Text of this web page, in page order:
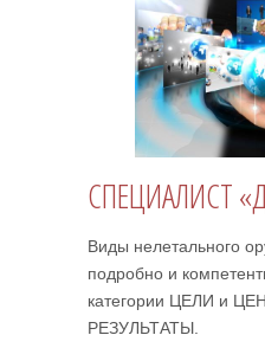
СПЕЦИАЛИСТ
Виды нелетального
подробно и
категории ЦЕЛИ и
РЕЗУЛЬТАТЫ.